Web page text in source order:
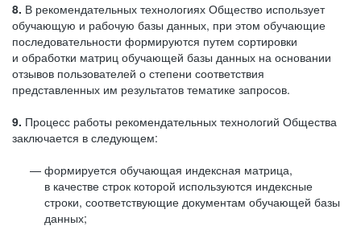
8. В рекомендательных технологиях Общество использует
обучающую и рабочую базы данных, при этом обучающие
последовательности формируются путем сортировки
и обработки матриц обучающей базы данных на основании
отзывов пользователей о степени соответствия
представленных им результатов тематике запросов.
9. Процесс работы рекомендательных технологий Общества
заключается в следующем:
формируется обучающая индексная матрица,
в качестве строк которой используются индексные
строки, соответствующие документам обучающей базы
данных;